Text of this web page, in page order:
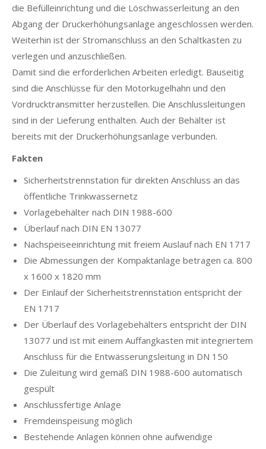
die Befülleinrichtung und die Löschwasserleitung an den
Abgang der Druckerhöhungsanlage angeschlossen werden.
Weiterhin ist der Stromanschluss an den Schaltkasten zu
verlegen und anzuschließen.
Damit sind die erforderlichen Arbeiten erledigt. Bauseitig
sind die Anschlüsse für den Motorkugelhahn und den
Vordrucktransmitter herzustellen. Die Anschlussleitungen
sind in der Lieferung enthalten. Auch der Behälter ist
bereits mit der Druckerhöhungsanlage verbunden.
Fakten
Sicherheitstrennstation für direkten Anschluss an das
öffentliche Trinkwassernetz
Vorlagebehälter nach DIN 1988-600
Überlauf nach DIN EN 13077
Nachspeiseeinrichtung mit freiem Auslauf nach EN 1717
Die Abmessungen der Kompaktanlage betragen ca. 800
x 1600 x 1820 mm
Der Einlauf der Sicherheitstrennstation entspricht der
EN 1717
Der Überlauf des Vorlagebehälters entspricht der DIN
13077 und ist mit einem Auffangkasten mit integriertem
Anschluss für die Entwässerungsleitung in DN 150
Die Zuleitung wird gemäß DIN 1988-600 automatisch
gespült
Anschlussfertige Anlage
Fremdeinspeisung möglich
Bestehende Anlagen können ohne aufwendige